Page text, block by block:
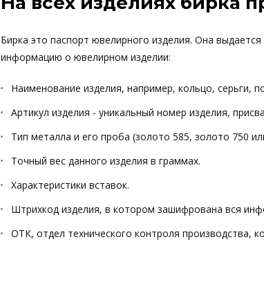
Бирка это паспорт ювелирного изделия. Она
информацию о ювелирном изделии:
Наименование изделия, например, кольцо, серьги,
Артикул изделия - уникальный номер изделия,
Тип металла и его проба (золото 585, золото 750
Точный вес данного изделия в граммах.
Характеристики вставок.
Штрихкод изделия, в котором зашифрована вся
ОТК, отдел технического контроля производства,